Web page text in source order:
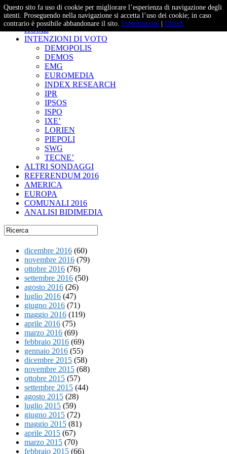
– Studi e Proiezioni Elettorali
HOME
INTENZIONI DI VOTO
DEMOPOLIS
DEMOS
EMG
EUROMEDIA
INDEX RESEARCH
IPR
IPSOS
ISPO
IXE’
LORIEN
PIEPOLI
SWG
TECNE’
ALTRI SONDAGGI
REFERENDUM 2016
AMERICA
EUROPA
COMUNALI 2016
ANALISI BIDIMEDIA
dicembre 2016 (60)
novembre 2016 (79)
ottobre 2016 (76)
settembre 2016 (50)
agosto 2016 (26)
luglio 2016 (47)
giugno 2016 (71)
maggio 2016 (119)
aprile 2016 (75)
marzo 2016 (69)
febbraio 2016 (69)
gennaio 2016 (55)
dicembre 2015 (58)
novembre 2015 (68)
ottobre 2015 (57)
settembre 2015 (44)
agosto 2015 (28)
luglio 2015 (59)
giugno 2015 (72)
maggio 2015 (81)
aprile 2015 (67)
marzo 2015 (70)
febbraio 2015 (66)
Questo sito fa uso di cookie per migliorare l’esperienza di navigazione degli
utenti. Proseguendo nella navigazione si accetta l’uso dei cookie; in caso
contrario è possibile abbandonare il sito. Informazioni Chiudi